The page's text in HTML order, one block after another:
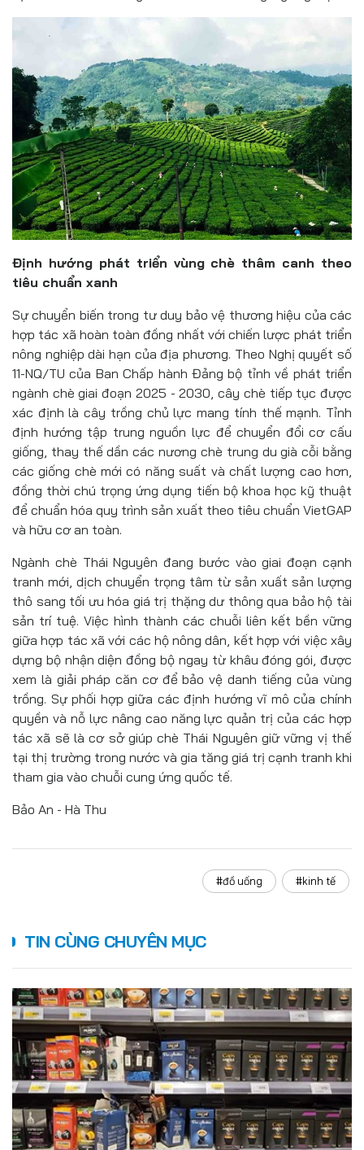
Định hướng phát triển vùng chè thâm canh theo
tiêu chuẩn xanh
Sự chuyển biến trong tư duy bảo vệ thương hiệu của các
hợp tác xã hoàn toàn đồng nhất với chiến lược phát triển
nông nghiệp dài hạn của địa phương. Theo Nghị quyết số
11-NQ/TU của Ban Chấp hành Đảng bộ tỉnh về phát triển
ngành chè giai đoạn 2025 - 2030, cây chè tiếp tục được
xác định là cây trồng chủ lực mang tính thế mạnh. Tỉnh
định hướng tập trung nguồn lực để chuyển đổi cơ cấu
giống, thay thế dần các nương chè trung du già cỗi bằng
các giống chè mới có năng suất và chất lượng cao hơn,
đồng thời chú trọng ứng dụng tiến bộ khoa học kỹ thuật
để chuẩn hóa quy trình sản xuất theo tiêu chuẩn VietGAP
và hữu cơ an toàn.
Ngành chè Thái Nguyên đang bước vào giai đoạn cạnh
tranh mới, dịch chuyển trọng tâm từ sản xuất sản lượng
thô sang tối ưu hóa giá trị thặng dư thông qua bảo hộ tài
sản trí tuệ. Việc hình thành các chuỗi liên kết bền vững
giữa hợp tác xã với các hộ nông dân, kết hợp với việc xây
dựng bộ nhận diện đồng bộ ngay từ khâu đóng gói, được
xem là giải pháp căn cơ để bảo vệ danh tiếng của vùng
trồng. Sự phối hợp giữa các định hướng vĩ mô của chính
quyền và nỗ lực nâng cao năng lực quản trị của các hợp
tác xã sẽ là cơ sở giúp chè Thái Nguyên giữ vững vị thế
tại thị trường trong nước và gia tăng giá trị cạnh tranh khi
tham gia vào chuỗi cung ứng quốc tế.
Bảo An - Hà Thu
#đồ uống #kinh tế
TIN CÙNG CHUYÊN MỤC